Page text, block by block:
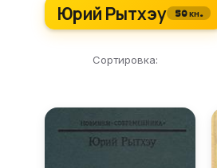
Юрий Рытхэу 50 кн.
Сортировка: